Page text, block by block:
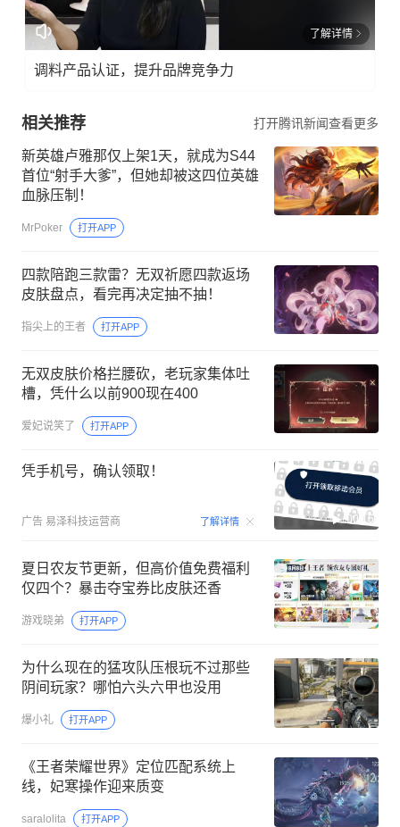
了解详情
调料产品认证，提升品牌竞争力
相关推荐 打开腾讯新闻查看更多
新英雄卢雅那仅上架1天，就成为S44
首位“射手大爹”，但她却被这四位英雄
血脉压制！
MrPoker 打开APP
四款陪跑三款雷？无双祈愿四款返场
皮肤盘点，看完再决定抽不抽！
指尖上的王者 打开APP
无双皮肤价格拦腰砍，老玩家集体吐
槽，凭什么以前900现在400
爱妃说笑了 打开APP
凭手机号，确认领取！
广告 易泽科技运营商 了解详情 00:15
夏日农友节更新，但高价值免费福利
仅四个？暴击夺宝券比皮肤还香
游戏晓弟 打开APP
为什么现在的猛攻队压根玩不过那些
阴间玩家？哪怕六头六甲也没用
爆小礼 打开APP
《王者荣耀世界》定位匹配系统上
线，妃寒操作迎来质变
saralolita 打开APP